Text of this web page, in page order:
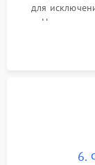
для
Надежное
аккуратное
6.